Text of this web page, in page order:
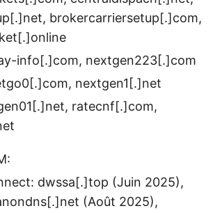
brokercarriersetup[.]com,
info[.]com, nextgen223[.]com
nextgen1[.]net
ratecnf[.]com,
dwssa[.]top (Juin 2025),
(Août 2025),